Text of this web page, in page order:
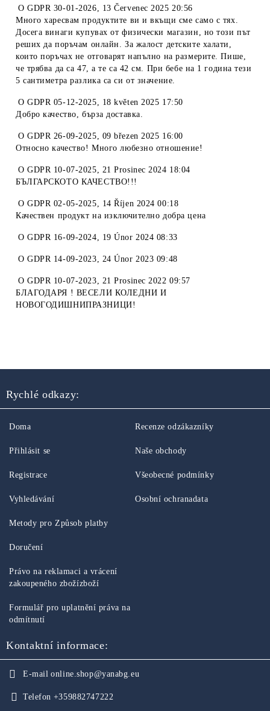
OGDPR 30-01-2026, 13 Červenec 2025 20:56
Много харесвам продуктите ви и вкъщи сме само с тях.
Досега винаги купувах от физически магазин, но този път
реших да поръчам онлайн. За жалост детските халати,
които поръчах не отговарят напълно на размерите. Пише,
че трябва да са 47, а те са 42 см. При бебе на 1 година тези
5 сантиметра разлика са си от значение.
OGDPR 05-12-2025, 18 květen 2025 17:50
Добро качество, бърза доставка.
OGDPR 26-09-2025, 09 březen 2025 16:00
Относно качество! Много любезно отношение!
OGDPR 10-07-2025, 21 Prosinec 2024 18:04
БЪЛГАРСКОТО КАЧЕСТВО!!!
OGDPR 02-05-2025, 14 Říjen 2024 00:18
Качествен продукт на изключително добра цена
OGDPR 16-09-2024, 19 Únor 2024 08:33
OGDPR 14-09-2023, 24 Únor 2023 09:48
OGDPR 10-07-2023, 21 Prosinec 2022 09:57
БЛАГОДАРЯ ! ВЕСЕЛИ КОЛЕДНИ И
НОВОГОДИШНИПРАЗНИЦИ!
Rychlé odkazy:
Doma
Přihlásit se
Registrace
Vyhledávání
Recenze odzákazníky
Naše obchody
Všeobecné podmínky
Osobní ochranadata
Metody pro Způsob platby
Doručení
Právo na reklamaci a vrácení
zakoupeného zbožízboží
Formulář pro uplatnění práva na
odmítnutí
Kontaktní informace:
E-mail online.shop@yanabg.eu
Telefon +359882747222